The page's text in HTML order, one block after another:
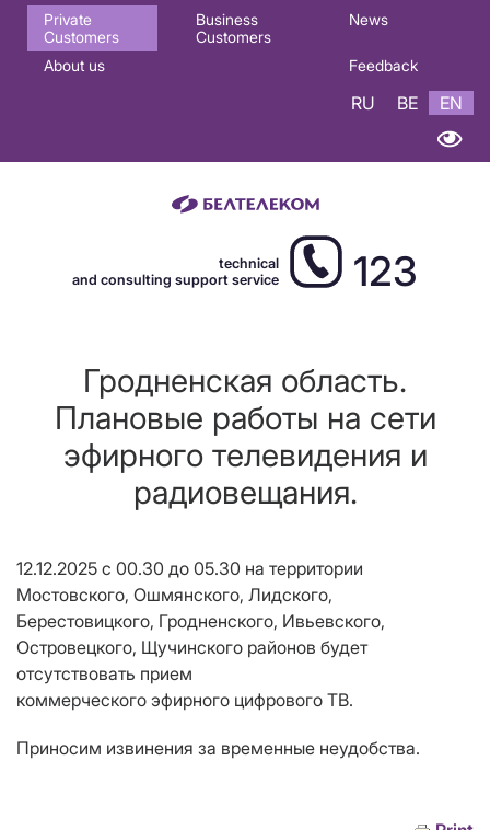
Основная
навигация
Private
Customers
Business
Customers
News
About us Feedback
RU BE EN
technical
and consulting support service
123
Гродненская область.
Плановые работы на сети
эфирного телевидения и
радиовещания.
12.12.2025 с 00.30 до 05.30 на территории
Мостовского, Ошмянского, Лидского,
Берестовицкого, Гродненского, Ивьевского,
Островецкого, Щучинского районов будет
отсутствовать прием
коммерческого эфирного цифрового ТВ.
Приносим извинения за временные неудобства.